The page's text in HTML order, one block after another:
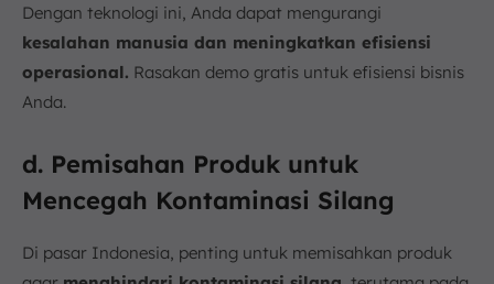
Dengan teknologi ini, Anda dapat mengurangi
kesalahan manusia dan meningkatkan efisiensi
operasional. Rasakan demo gratis untuk efisiensi bisnis
Anda.
d. Pemisahan Produk untuk
Mencegah Kontaminasi Silang
Di pasar Indonesia, penting untuk memisahkan produk